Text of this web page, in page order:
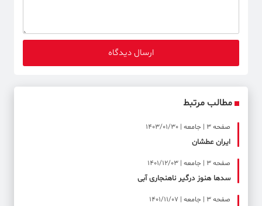
مطالب مرتبط
صفحه ۳ | جامعه | 1403/01/30
ایران عطشان
صفحه ۳ | جامعه | 1401/12/03
سدها هنوز درگیر ناهنجاری آبی
صفحه ۳ | جامعه | 1401/11/07